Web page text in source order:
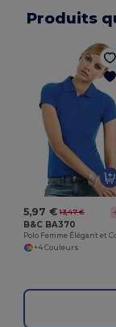
Produits
5,97 € 13,47 € -
B&C BA370
+4 Couleurs